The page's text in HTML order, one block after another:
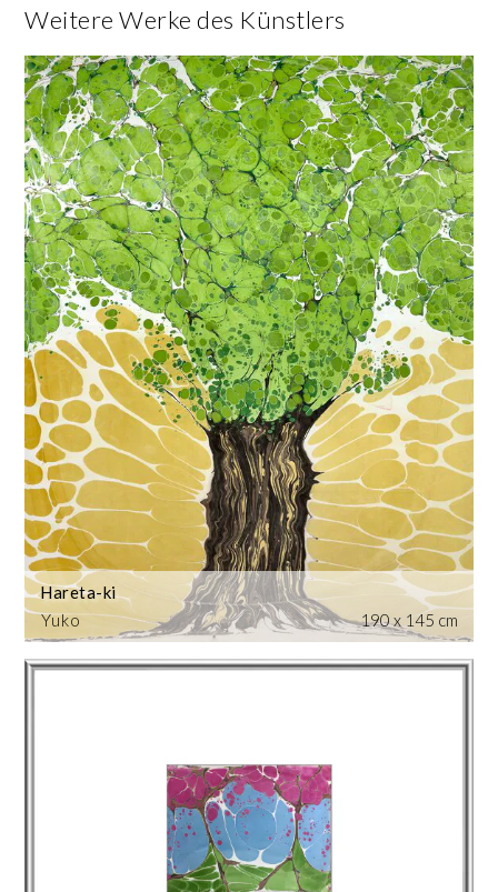
Weitere Werke des Künstlers
Yuko
Hareta-ki
190 x 145 cm